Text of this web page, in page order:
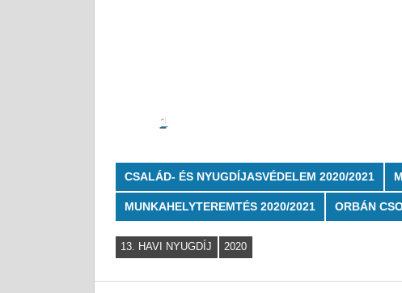
1
CSALÁD- ÉS NYUGDÍJASVÉDELEM 2020/2021
MUNKAHELYTEREMTÉS 2020/2021 ORBÁN
13. HAVI NYUGDÍJ 2020